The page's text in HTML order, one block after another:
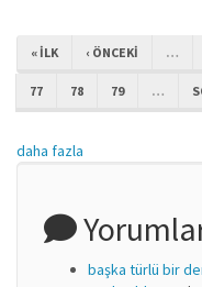
« ILK ‹ ÖNCEKI …
77 78 79 …
daha fazla
başka türlü bir